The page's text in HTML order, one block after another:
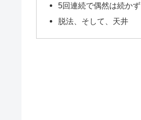
5回連続で偶然は続かず
脱法、そして、天井